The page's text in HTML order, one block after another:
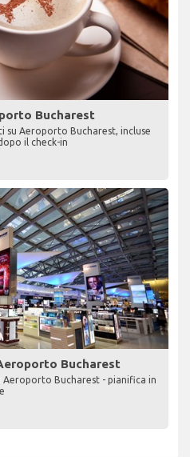
Bucharest
Aeroporto Bucharest, incluse
il check-in
Bucharest
Bucharest - pianifica in